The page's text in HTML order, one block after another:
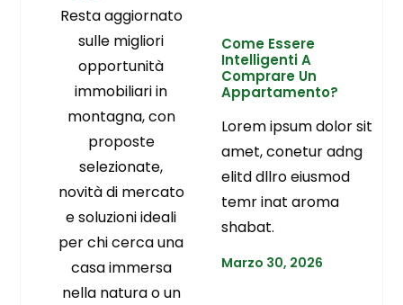
Resta aggiornato
sulle migliori
opportunità
immobiliari in
montagna, con
proposte
selezionate,
novità di mercato
e soluzioni ideali
per chi cerca una
casa immersa
nella natura o un
Come Essere
Intelligenti A
Comprare Un
Appartamento?
Lorem ipsum dolor sit
amet, conetur adng
elitd dllro eiusmod
temr inat aroma
shabat.
Marzo 30, 2026